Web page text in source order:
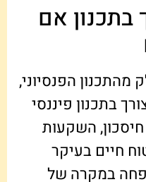
בתכנון אם
מהתכנון הפנסיוני,
בתכנון פיננסי
חיסכון, השקעות
חיים בעיקר
במקרה של